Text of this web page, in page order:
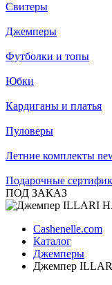
Свитеры
Джемперы
Футболки и топы
Юбки
Кардиганы и платья
Пуловеры
Летние комплекты
Подарочные
ПОД ЗАКАЗ
Cashenelle.com
Каталог
Джемперы
Джемпер